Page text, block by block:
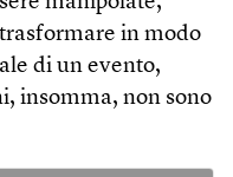
in modo
di un evento,
insomma, non sono